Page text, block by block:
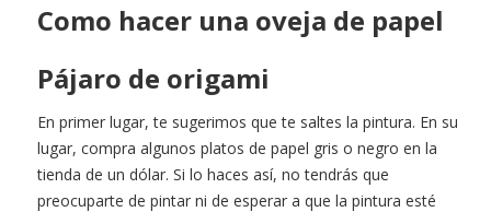
Como hacer una oveja de papel
Pájaro de origami
En primer lugar, te sugerimos que te saltes la pintura. En su
lugar, compra algunos platos de papel gris o negro en la
tienda de un dólar. Si lo haces así, no tendrás que
preocuparte de pintar ni de esperar a que la pintura esté